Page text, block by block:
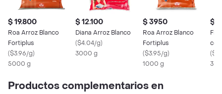
$ 19.800
Roa Arroz Blanco
Fortiplus
($3.96/g)
5000 g
$ 12.100
Diana Arroz Blanco
($4.04/g)
3000 g
$ 3950
Roa Arroz Blanco
Fortiplus
($3.95/g)
1000 g
$
(
3
Productos complementarios en